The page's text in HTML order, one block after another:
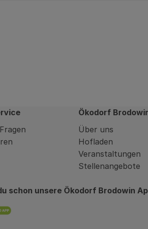
Ökodorf
Über uns
Hofladen
Veranstaltungen
Stellenangebote
schon unsere Ökodorf Brodowin
Externer Link zu https://